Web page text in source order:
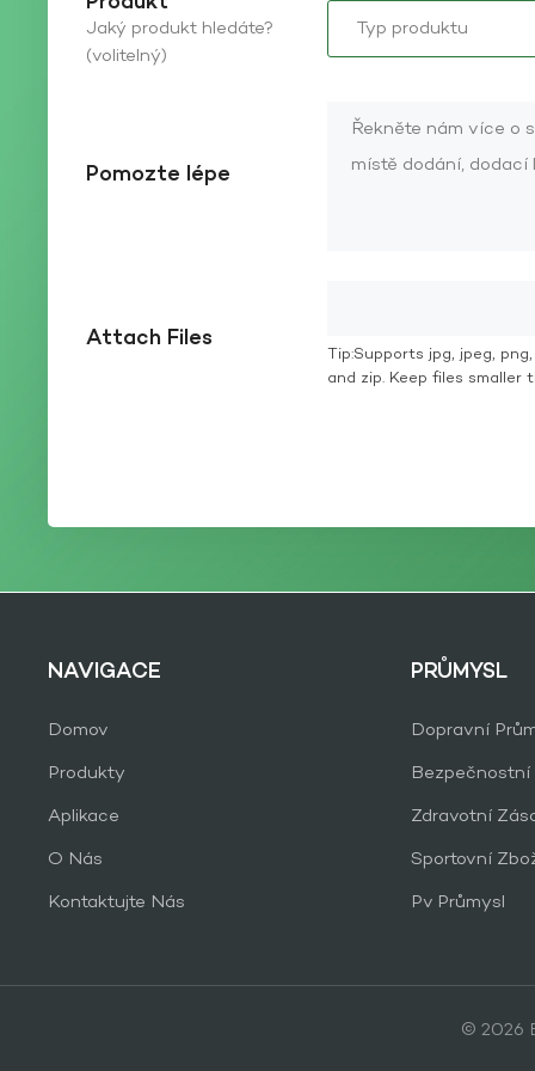
Jaký produkt hledáte?
(volitelný)
Pomozte lépe
Attach Files
Tip:Supports jpg, jpeg,
and zip. Keep files smaller
NAVIGACE
Domov
Produkty
Aplikace
O Nás
Kontaktujte Nás
PRŮMYSL
Dopravní
Zdravotní
Sportovní
Pv Průmysl
© 2026